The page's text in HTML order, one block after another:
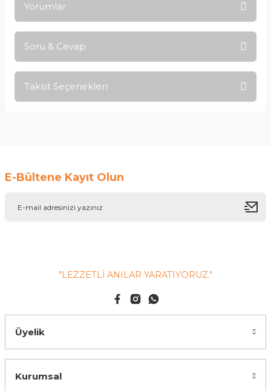
Yorumlar
Soru & Cevap
Taksit Seçenekleri
E-Bültene Kayıt Olun
"LEZZETLİ ANILAR YARATIYORUZ."
Üyelik
Kurumsal